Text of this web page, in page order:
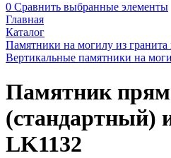
0 Сравнить выбранные элементы
Главная
Каталог
Памятники на могилу из
Вертикальные памятники на
Памятник
(стандартный)
LK1132